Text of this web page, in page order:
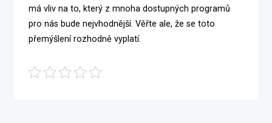
má vliv na to, který z mnoha dostupných programů
pro nás bude nejvhodnější. Věřte ale, že se toto
přemýšlení rozhodně vyplatí.